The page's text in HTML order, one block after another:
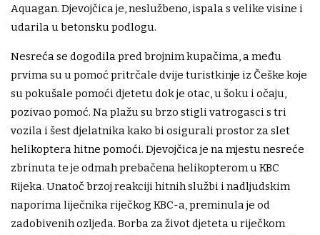
Aquagan. Djevojčica je, neslužbeno, ispala s velike visine i
udarila u betonsku podlogu.
Nesreća se dogodila pred brojnim kupačima, a među
prvima su u pomoć pritrčale dvije turistkinje iz Češke koje
su pokušale pomoći djetetu dok je otac, u šoku i očaju,
pozivao pomoć. Na plažu su brzo stigli vatrogasci s tri
vozila i šest djelatnika kako bi osigurali prostor za slet
helikoptera hitne pomoći. Djevojčica je na mjestu nesreće
zbrinuta te je odmah prebačena helikopterom u KBC
Rijeka. Unatoč brzoj reakciji hitnih službi i nadljudskim
naporima liječnika riječkog KBC-a, preminula je od
zadobivenih ozljeda. Borba za život djeteta u riječkom